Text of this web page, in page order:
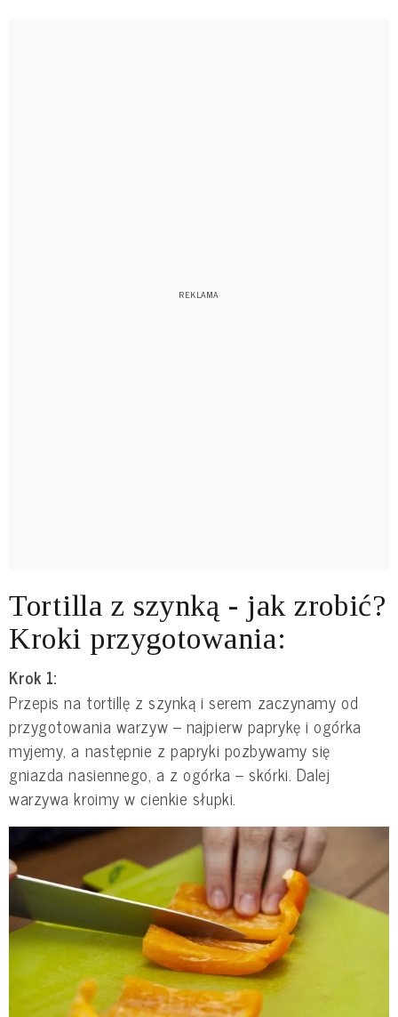
Tortilla z szynką - jak zrobić?
Kroki przygotowania:
Krok 1:
Przepis na tortillę z szynką i serem zaczynamy od
przygotowania warzyw – najpierw paprykę i ogórka
myjemy, a następnie z papryki pozbywamy się
gniazda nasiennego, a z ogórka – skórki. Dalej
warzywa kroimy w cienkie słupki.